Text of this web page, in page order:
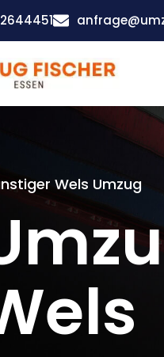
Wels Umzug